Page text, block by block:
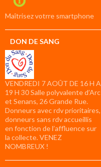
compte
Maîtrisez votrre smartphone
DON DE SANG
VENDREDI 7 AOÛT DE 16 H A
19 H 30 Salle polyvalente d’Arc
et Senans, 26 Grande Rue.
Donneurs avec rdv prioritaires,
donneurs sans rdv accueillis
en fonction de l’affluence sur
la collecte. VENEZ
NOMBREUX !